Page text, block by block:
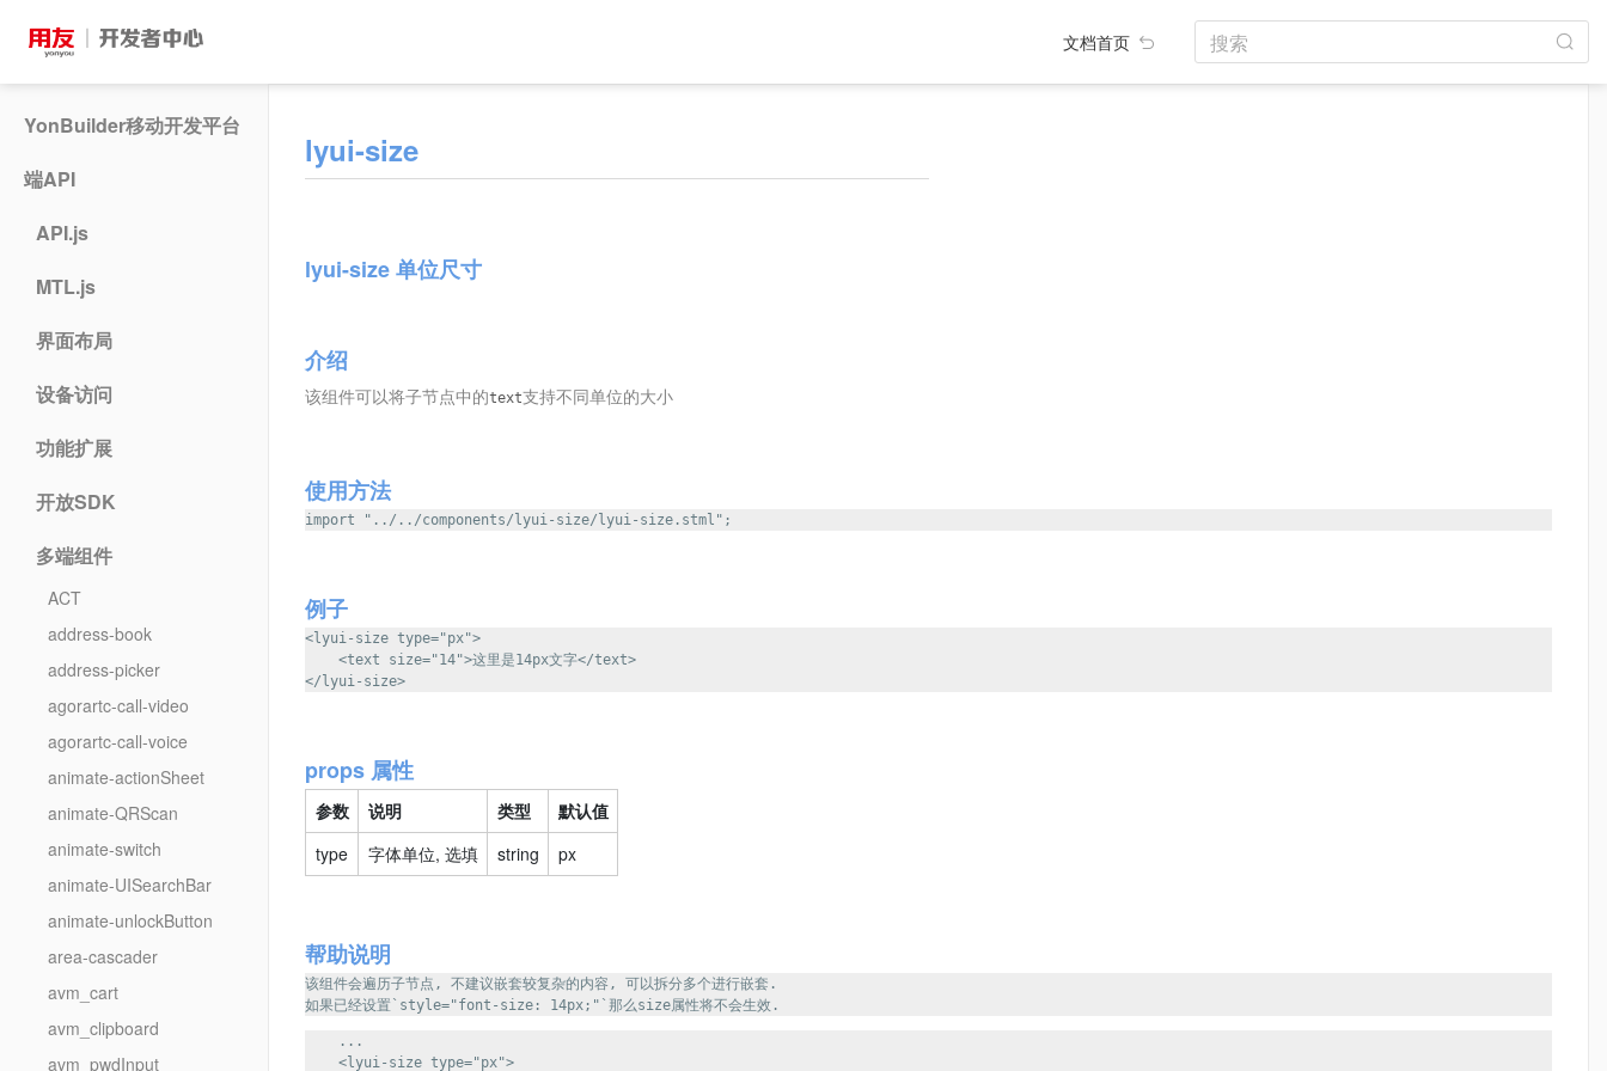
文档首页 搜索
YonBuilder移动开发平台
端API
API.js
MTL.js
界面布局
设备访问
功能扩展
开放SDK
多端组件
ACT
address-book
address-picker
agorartc-call-video
agorartc-call-voice
animate-actionSheet
animate-QRScan
animate-switch
animate-UISearchBar
animate-unlockButton
area-cascader
avm_cart
avm_clipboard
avm_pwdInput
lyui-size
lyui-size 单位尺寸
介绍
该组件可以将子节点中的text支持不同单位的大小
使用方法
例子
<lyui-size type="px">
    <text size="14">这里是14px文字</text>
props 属性
参数 说明 类型
默认值
type
字体单位, 选填 string px
帮助说明
该组件会遍历子节点, 不建议嵌套较复杂的内容, 可以拆分多个进行嵌套.
    ...
    <lyui-size type="px">